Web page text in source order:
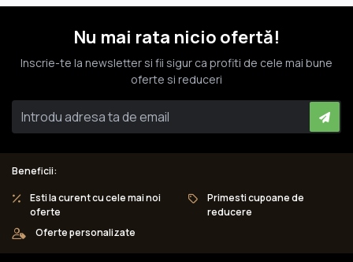
Nu mai rata nicio ofertă!
Inscrie-te la newsletter si fii sigur ca profiti de cele mai bune
oferte si reduceri
Beneficii:
Esti la curent cu cele mai noi
oferte
Primesti cupoane de
reducere
Oferte personalizate